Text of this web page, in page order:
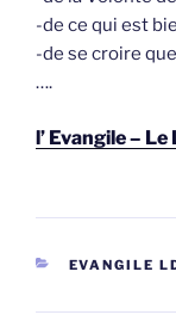
-de ce qui est
-de se croire
….
l’ Evangile –
EVANGILE